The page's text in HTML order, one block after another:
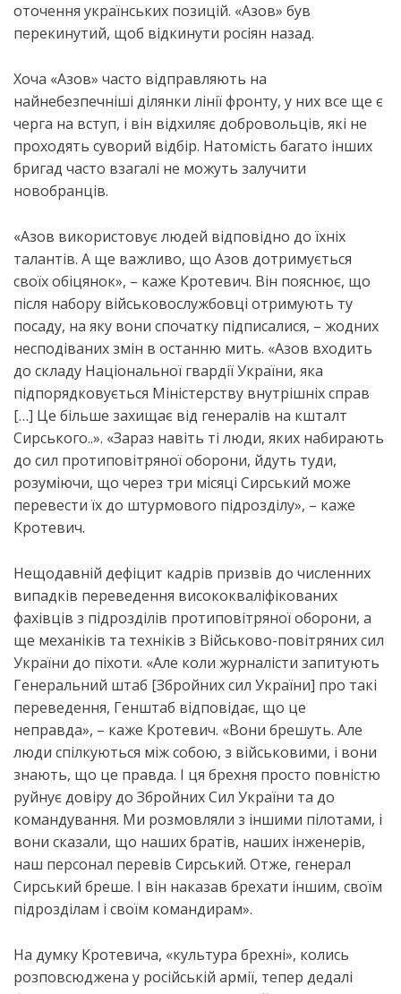
оточення українських позицій. «Азов» був
перекинутий, щоб відкинути росіян назад.
Хоча «Азов» часто відправляють на
найнебезпечніші ділянки лінії фронту, у них все ще є
черга на вступ, і він відхиляє добровольців, які не
проходять суворий відбір. Натомість багато інших
бригад часто взагалі не можуть залучити
новобранців.
«Азов використовує людей відповідно до їхніх
талантів. А ще важливо, що Азов дотримується
своїх обіцянок», – каже Кротевич. Він пояснює, що
після набору військовослужбовці отримують ту
посаду, на яку вони спочатку підписалися, – жодних
несподіваних змін в останню мить. «Азов входить
до складу Національної гвардії України, яка
підпорядковується Міністерству внутрішніх справ
[…] Це більше захищає від генералів на кшталт
Сирського..». «Зараз навіть ті люди, яких набирають
до сил протиповітряної оборони, йдуть туди,
розуміючи, що через три місяці Сирський може
перевести їх до штурмового підрозділу», – каже
Кротевич.
Нещодавній дефіцит кадрів призвів до численних
випадків переведення висококваліфікованих
фахівців з підрозділів протиповітряної оборони, а
ще механіків та техніків з Військово-повітряних сил
України до піхоти. «Але коли журналісти запитують
Генеральний штаб [Збройних сил України] про такі
переведення, Генштаб відповідає, що це
неправда», – каже Кротевич. «Вони брешуть. Але
люди спілкуються між собою, з військовими, і вони
знають, що це правда. І ця брехня просто повністю
руйнує довіру до Збройних Сил України та до
командування. Ми розмовляли з іншими пілотами, і
вони сказали, що наших братів, наших інженерів,
наш персонал перевів Сирський. Отже, генерал
Сирський бреше. І він наказав брехати іншим, своїм
підрозділам і своїм командирам».
На думку Кротевича, «культура брехні», колись
розповсюджена у російській армії, тепер дедалі